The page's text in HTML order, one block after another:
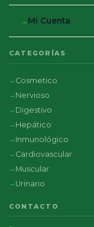
Mi Cuenta
CATEGORÍAS
Cosmetico
Nervioso
Digestivo
Hepático
Inmunológico
Cardiovascular
Muscular
Urinario
CONTACTO